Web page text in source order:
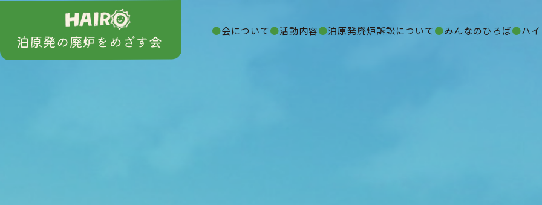
会について 活動内容 泊原発廃炉訴訟について みんなのひろば ハ